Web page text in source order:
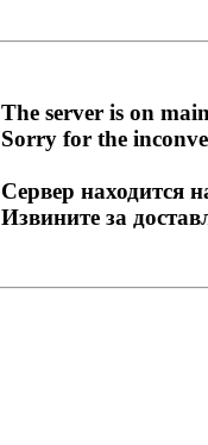
The server is on
Sorry for the
Сервер находится
Извините за